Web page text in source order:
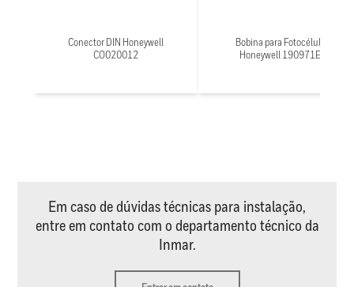
Conector DIN Honeywell
CO020012
Bobina para Fotocélula
Honeywell 190971E
Em caso de dúvidas técnicas para instalação,
entre em contato com o departamento técnico da
Inmar.